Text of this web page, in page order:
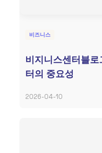
비즈니스
비지니스센터블
터의 중요성
2026-04-10